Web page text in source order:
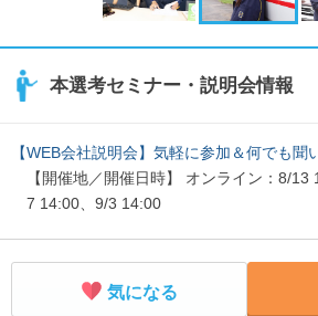
本選考セミナー・説明会情報
【WEB会社説明会】気軽に参加＆何でも聞
【開催地／開催日時】 オンライン：8/
7 14:00、9/3 14:00
気になる